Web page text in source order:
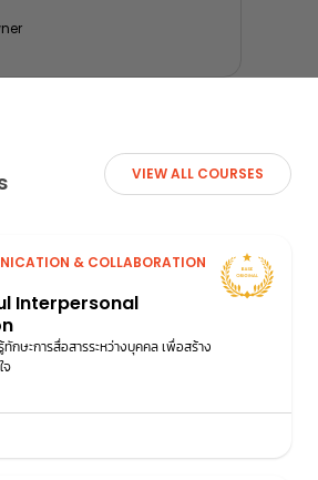
VIEW ALL COURSES
& COLLABORATION
Interpersonal
กษะการสื่อสารระหว่างบุคคล เพื่อสร้าง
จ